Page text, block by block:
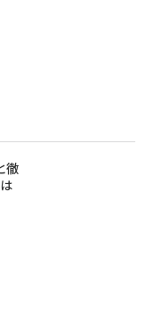
徹